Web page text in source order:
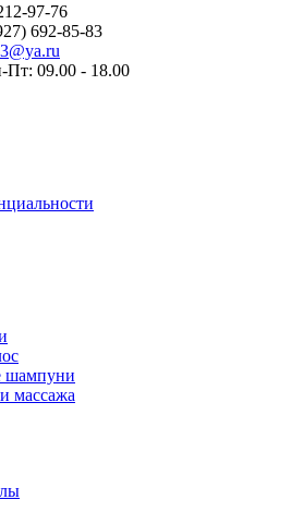
97-76
692-85-83
Пт: 09.00 - 18.00
шампуни
массажа